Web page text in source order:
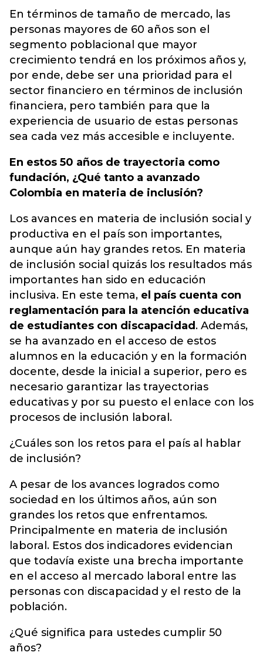
En términos de tamaño de mercado, las
personas mayores de 60 años son el
segmento poblacional que mayor
crecimiento tendrá en los próximos años y,
por ende, debe ser una prioridad para el
sector financiero en términos de inclusión
financiera, pero también para que la
experiencia de usuario de estas personas
sea cada vez más accesible e incluyente.
En estos 50 años de trayectoria como
fundación, ¿Qué tanto a avanzado
Colombia en materia de inclusión?
Los avances en materia de inclusión social y
productiva en el país son importantes,
aunque aún hay grandes retos. En materia
de inclusión social quizás los resultados más
importantes han sido en educación
inclusiva. En este tema, el país cuenta con
reglamentación para la atención educativa
de estudiantes con discapacidad . Además,
se ha avanzado en el acceso de estos
alumnos en la educación y en la formación
docente, desde la inicial a superior, pero es
necesario garantizar las trayectorias
educativas y por su puesto el enlace con los
procesos de inclusión laboral.
¿Cuáles son los retos para el país al hablar
de inclusión?
A pesar de los avances logrados como
sociedad en los últimos años, aún son
grandes los retos que enfrentamos.
Principalmente en materia de inclusión
laboral. Estos dos indicadores evidencian
que todavía existe una brecha importante
en el acceso al mercado laboral entre las
personas con discapacidad y el resto de la
población.
¿Qué significa para ustedes cumplir 50
años?